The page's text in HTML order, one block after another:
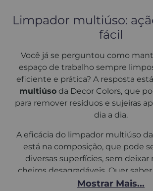
Limpador multiúso:
fácil
Você já se perguntou como
espaço de trabalho sempre
eficiente e prática? A resposta
multiúsoda Decor Colors, que
para remover resíduos e sujeiras
dia a dia.
A eficácia do limpador multiúso
está na composição, que pode
diversas superfícies, sem deixar
cheiros desagradáveis. Quer
multiúso para limpezada Decor
Mostrar Mais...